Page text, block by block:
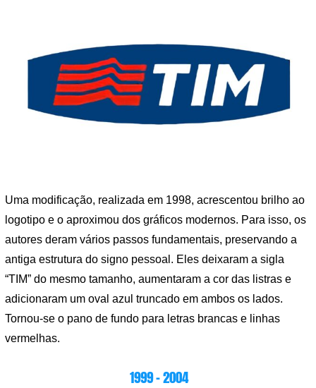
Uma modificação, realizada em 1998, acrescentou brilho ao
logotipo e o aproximou dos gráficos modernos. Para isso, os
autores deram vários passos fundamentais, preservando a
antiga estrutura do signo pessoal. Eles deixaram a sigla
“TIM” do mesmo tamanho, aumentaram a cor das listras e
adicionaram um oval azul truncado em ambos os lados.
Tornou-se o pano de fundo para letras brancas e linhas
vermelhas.
1999 – 2004